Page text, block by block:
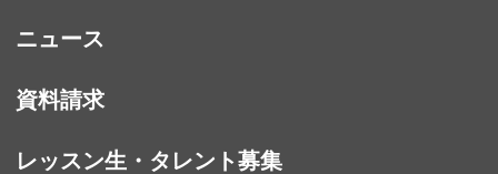
ニュース
資料請求
レッスン生・タレント募集